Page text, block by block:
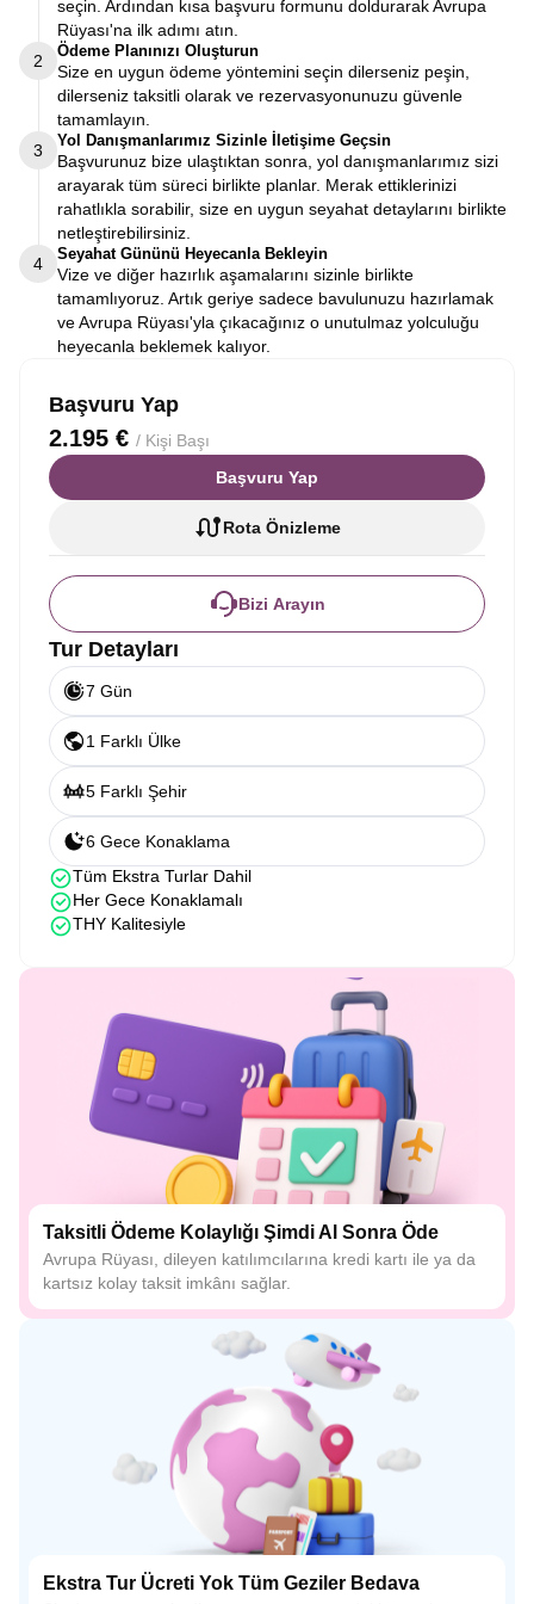
seçin. Ardından kısa başvuru formunu doldurarak Avrupa
Rüyası'na ilk adımı atın.
2
Ödeme Planınızı Oluşturun
Size en uygun ödeme yöntemini seçin dilerseniz peşin,
dilerseniz taksitli olarak ve rezervasyonunuzu güvenle
tamamlayın.
3
Yol Danışmanlarımız Sizinle İletişime Geçsin
Başvurunuz bize ulaştıktan sonra, yol danışmanlarımız sizi
arayarak tüm süreci birlikte planlar. Merak ettiklerinizi
rahatlıkla sorabilir, size en uygun seyahat detaylarını birlikte
netleştirebilirsiniz.
4
Seyahat Gününü Heyecanla Bekleyin
Vize ve diğer hazırlık aşamalarını sizinle birlikte
tamamlıyoruz. Artık geriye sadece bavulunuzu hazırlamak
ve Avrupa Rüyası'yla çıkacağınız o unutulmaz yolculuğu
heyecanla beklemek kalıyor.
Başvuru Yap
2.195 € / Kişi Başı
Başvuru Yap
Rota Önizleme
Bizi Arayın
Tur Detayları
7 Gün
1 Farklı Ülke
5 Farklı Şehir
6 Gece Konaklama
Tüm Ekstra Turlar Dahil
Her Gece Konaklamalı
THY Kalitesiyle
Taksitli Ödeme Kolaylığı Şimdi Al Sonra Öde
Avrupa Rüyası, dileyen katılımcılarına kredi kartı ile ya da
kartsız kolay taksit imkânı sağlar.
Ekstra Tur Ücreti Yok Tüm Geziler Bedava